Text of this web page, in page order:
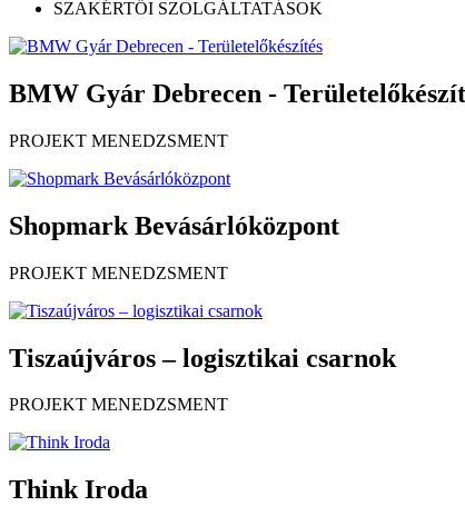
SZAKÉRTŐI SZOLGÁLTATÁSOK
BMW Gyár Debrecen -
PROJEKT MENEDZSMENT
Shopmark Bevásárlóközpont
PROJEKT MENEDZSMENT
Tiszaújváros – logisztikai csarnok
PROJEKT MENEDZSMENT
Think Iroda